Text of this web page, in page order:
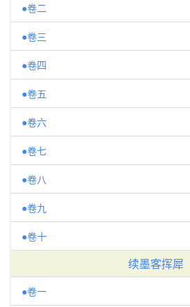
●卷二
●卷三
●卷四
●卷五
●卷六
●卷七
●卷八
●卷九
●卷十
续墨客挥犀
●卷一